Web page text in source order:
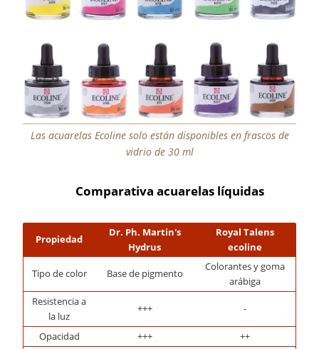
Las acuarelas Ecoline solo están disponibles en frascos de
vidrio de 30 ml
Comparativa acuarelas líquidas
Propiedad
Dr. Ph. Martin's
Hydrus
Royal Talens
ecoline
Tipo de color Base de pigmento
Colorantes y goma
arábiga
Resistencia a
la luz
+++ -
Opacidad +++
++